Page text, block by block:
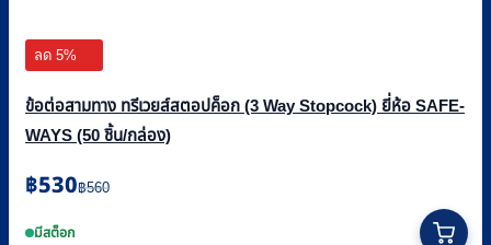
ลด 5%
ข้อต่อสามทาง ทรีเวยส์สตอปค็อก (3 Way Stopcock) ยี่ห้อ SAFE-
WAYS (50 ชิ้น/กล่อง)
฿560
Original
price
was:
฿530
Current
price
is:มีสต็อก